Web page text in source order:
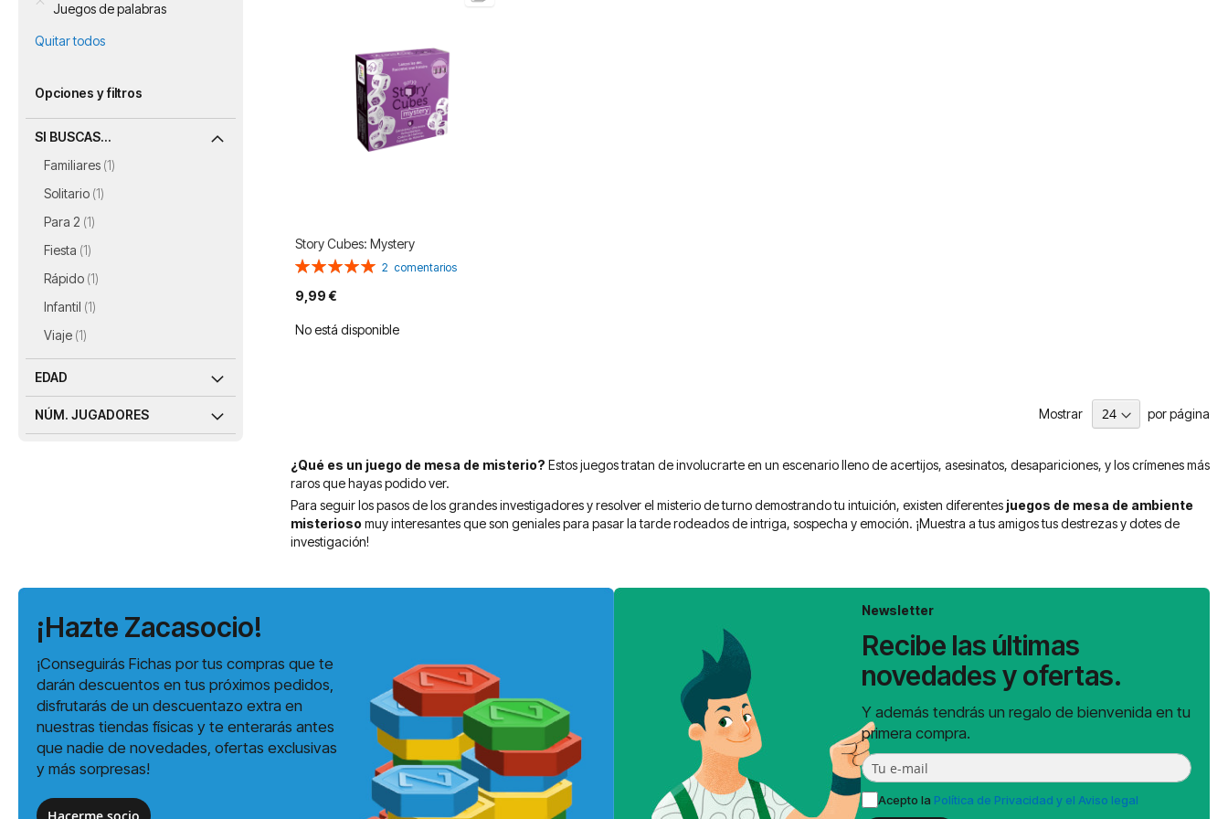
Story Cubes: Mystery
Valoración:
2 comentarios
9,99 €
No está disponible
Mostrar por página
¿Qué es un juego de mesa de misterio? Estos juegos tratan de involucrarte en un escenario lleno de acertijos, asesinatos, desapariciones, y los crímenes más
raros que hayas podido ver.
Para seguir los pasos de los grandes investigadores y resolver el misterio de turno demostrando tu intuición, existen diferentesjuegos de mesa de ambiente
misterioso muy interesantes que son geniales para pasar la tarde rodeados de intriga, sospecha y emoción. ¡Muestra a tus amigos tus destrezas y dotes de
investigación!
Juegos de palabras
Quitar todos
Opciones y filtros
SI BUSCAS...
Familiares 1
artículo
Solitario 1
artículo
Para 2 1
artículo
Fiesta 1
artículo
Rápido 1
artículo
Infantil 1
artículo
Viaje 1
artículo
EDAD
NÚM. JUGADORES
¡Hazte Zacasocio!
¡Conseguirás Fichas por tus compras que te
darán descuentos en tus próximos pedidos,
disfrutarás de un descuentazo extra en
nuestras tiendas físicas y te enterarás antes
que nadie de novedades, ofertas exclusivas
y más sorpresas!
Newsletter
Recibe las últimas
novedades y ofertas.
Y además tendrás un regalo de bienvenida en tu
primera compra.
Acepto la Política de Privacidad y el Aviso legal